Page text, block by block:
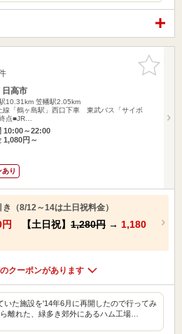
お気に入
りに追加
日高市
10.31km 笠幡駅2.05km
線「鶴ヶ島駅」西口下車 東武バス「サイボ
点■JR…
10:00～22:00
1,080円～
あり
（8/12～14は土日祝料金）
【土日祝】 1,280円 → 1,180
クーポンがあります
いた施設を'14年6月に再開したので行ってみ
離れた、緑多き郊外にあるハム工場…